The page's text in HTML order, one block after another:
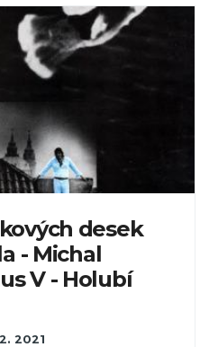
desek
- Michal
V - Holubí
2021